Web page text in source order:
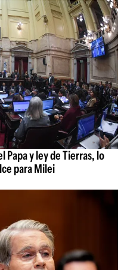
Papa y ley de Tierras, lo
para Milei